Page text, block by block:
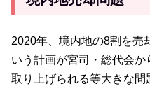
2020年、境内地の8割を売
いう計画が宮司・総代会
取り上げられる等大きな問